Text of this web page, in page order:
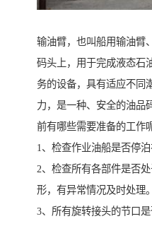
输油臂，也叫船用输油臂
码头上，用于完成液态石
务的设备，具有适应不同
力，是一种、安全的油品
前有哪些需要准备的工作
1、检查作业油船是否停
2、检查所有各部件是否
形，有异常情况及时处理。
3、所有旋转接头的节口